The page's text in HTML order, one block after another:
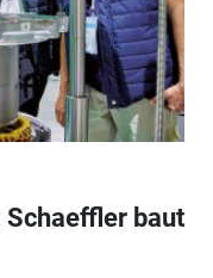
baut